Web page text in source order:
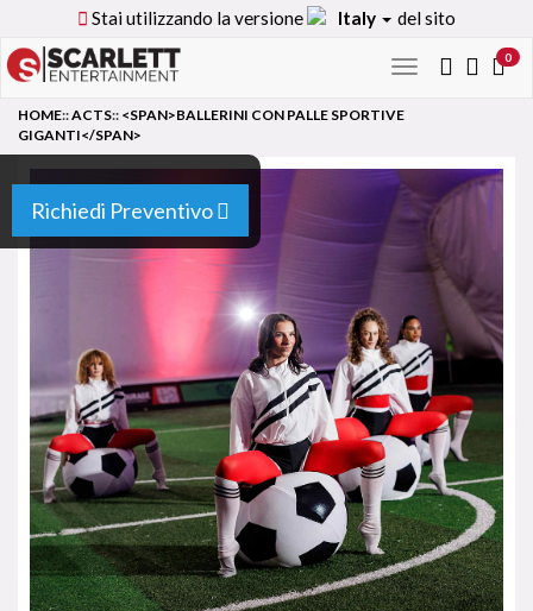
Stai utilizzando la versione Italy del sito
Toggle
0
Richiedi Preventivo
HOME::ACTS:: <SPAN>BALLERINI CON PALLE SPORTIVE
GIGANTI</SPAN>